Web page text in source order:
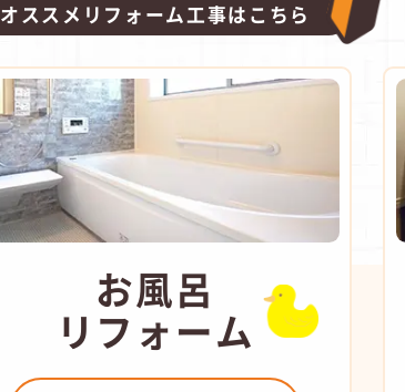
オススメリフォーム工事はこちら
お風呂
リフォーム